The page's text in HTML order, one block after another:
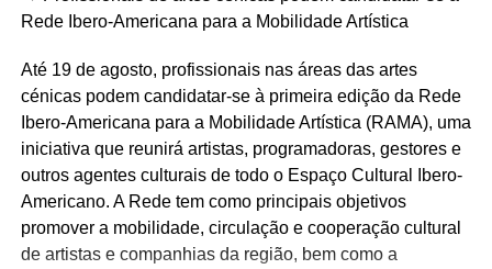
Rede Ibero-Americana para a Mobilidade Artística
Até 19 de agosto, profissionais nas áreas das artes
cénicas podem candidatar-se à primeira edição da Rede
Ibero-Americana para a Mobilidade Artística (RAMA), uma
iniciativa que reunirá artistas, programadoras, gestores e
outros agentes culturais de todo o Espaço Cultural Ibero-
Americano. A Rede tem como principais objetivos
promover a mobilidade, circulação e cooperação cultural
de artistas e companhias da região, bem como a